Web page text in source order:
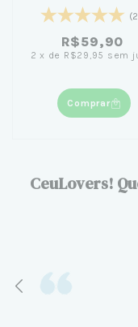
R$59,90
2 x de R$29,95 sem
Comprar
CeuLovers!